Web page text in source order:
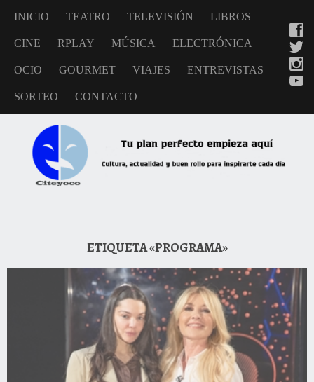
INICIO TEATRO TELEVISIÓN LIBROS
CINE RPLAY MÚSICA ELECTRÓNICA
OCIO GOURMET VIAJES ENTREVISTAS
SORTEO CONTACTO
ETIQUETA «PROGRAMA»